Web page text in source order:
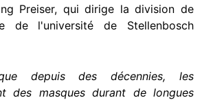
Preiser, qui dirige la division de
de l'université de Stellenbosch
que depuis des décennies, les
des masques durant de longues